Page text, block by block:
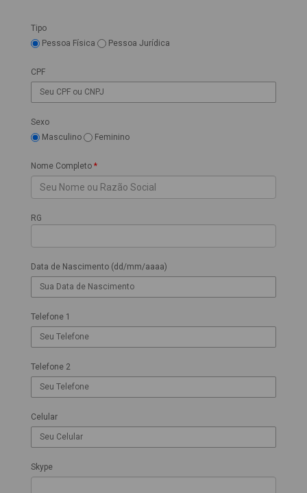
Tipo
Pessoa Física
Pessoa Jurídica
CPF
Sexo
Masculino
Feminino
Nome Completo *
RG
Data de Nascimento (dd/mm/aaaa)
Telefone 1
Telefone 2
Celular
Skype